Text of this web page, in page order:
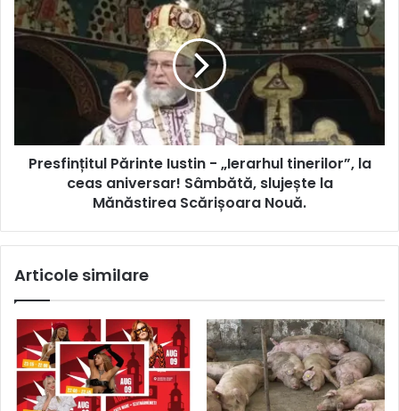
Presfințitul Părinte Iustin - „Ierarhul tinerilor”, la
ceas aniversar! Sâmbătă, slujește la
Mănăstirea Scărișoara Nouă.
Articole similare